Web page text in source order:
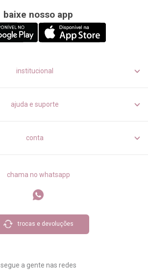
baixe nosso app
institucional
ajuda e suporte
conta
chama no whatsapp
trocas e devoluções
segue a gente nas redes